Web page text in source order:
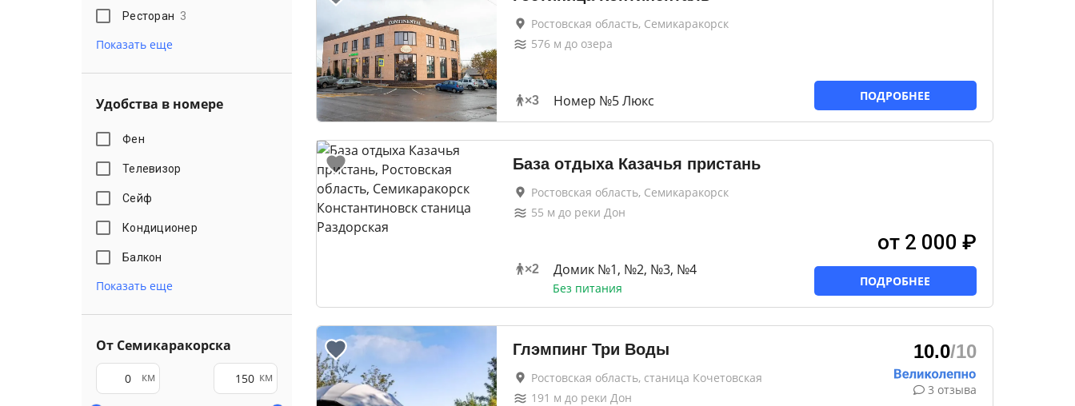
Ресторан 3
Показать еще
Удобства в номере
Фен
Телевизор
Сейф
Кондиционер
Балкон
Показать еще
От Семикаракорска
км км
Ростовская область, Семикаракорск
576м до озера
×3 Номер №5 Люкс ПОДРОБНЕЕ
База отдыха Казачья пристань
Ростовская область, Семикаракорск
55 м до реки Дон
×2 Домик №1, №2, №3, №4
Без питания
от 2 000 ₽
ПОДРОБНЕЕ
Глэмпинг Три Воды
Ростовская область, станица Кочетовская
191 м до реки Дон
10.0/10
3 отзыва